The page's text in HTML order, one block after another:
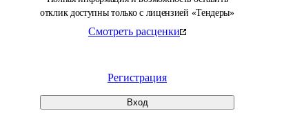
отклик доступны только с лицензией «Тендеры»
Смотреть расценки
Регистрация
Вход